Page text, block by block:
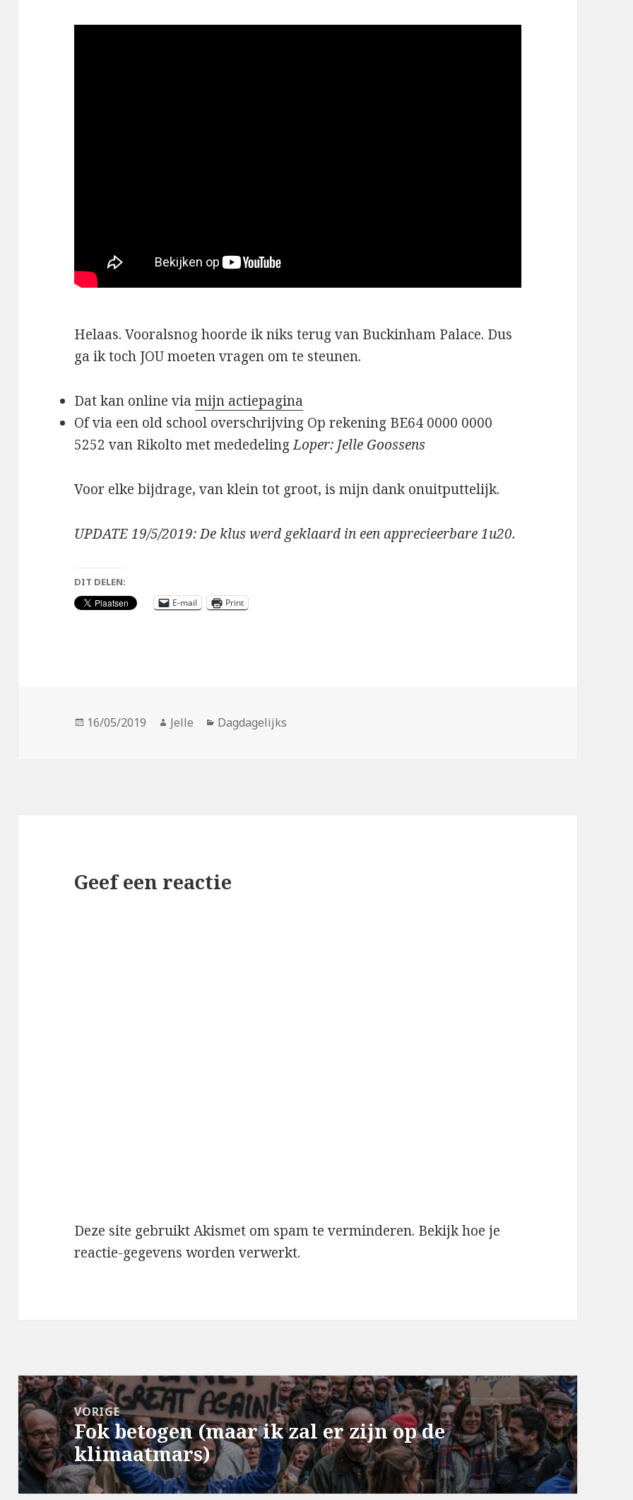
Helaas. Vooralsnog hoorde ik niks terug van Buckinham Palace. Dus
ga ik toch JOU moeten vragen om te steunen.
Dat kan online viamijn actiepagina
Of via een old school overschrijving Op rekening BE64 0000 0000
5252 van Rikolto met mededelingLoper: Jelle Goossens
Voor elke bijdrage, van klein tot groot, is mijn dank onuitputtelijk.
UPDATE 19/5/2019: De klus werd geklaard in een apprecieerbare 1u20.
DIT DELEN:
E-mail Print
Geplaatst
16/05/2019 Auteur
Jelle Categorieën
Dagdagelijks
Geef een reactie
Deze site gebruikt Akismet om spam te verminderen. Bekijk hoe je
reactie-gegevens worden verwerkt.
Bericht
navigatieVORIGE
Vorig
bericht:
Fok betogen (maar ik zal er zijn op de
klimaatmars)